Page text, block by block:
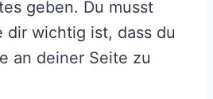
geben. Du musst
dir wichtig ist, dass du
an deiner Seite zu